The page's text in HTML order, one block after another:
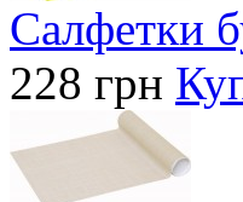
Салфетки
228 грн